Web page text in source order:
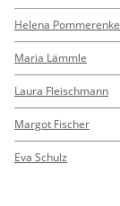
Helena Pommerenke
Maria Lämmle
Laura Fleischmann
Margot Fischer
Eva Schulz